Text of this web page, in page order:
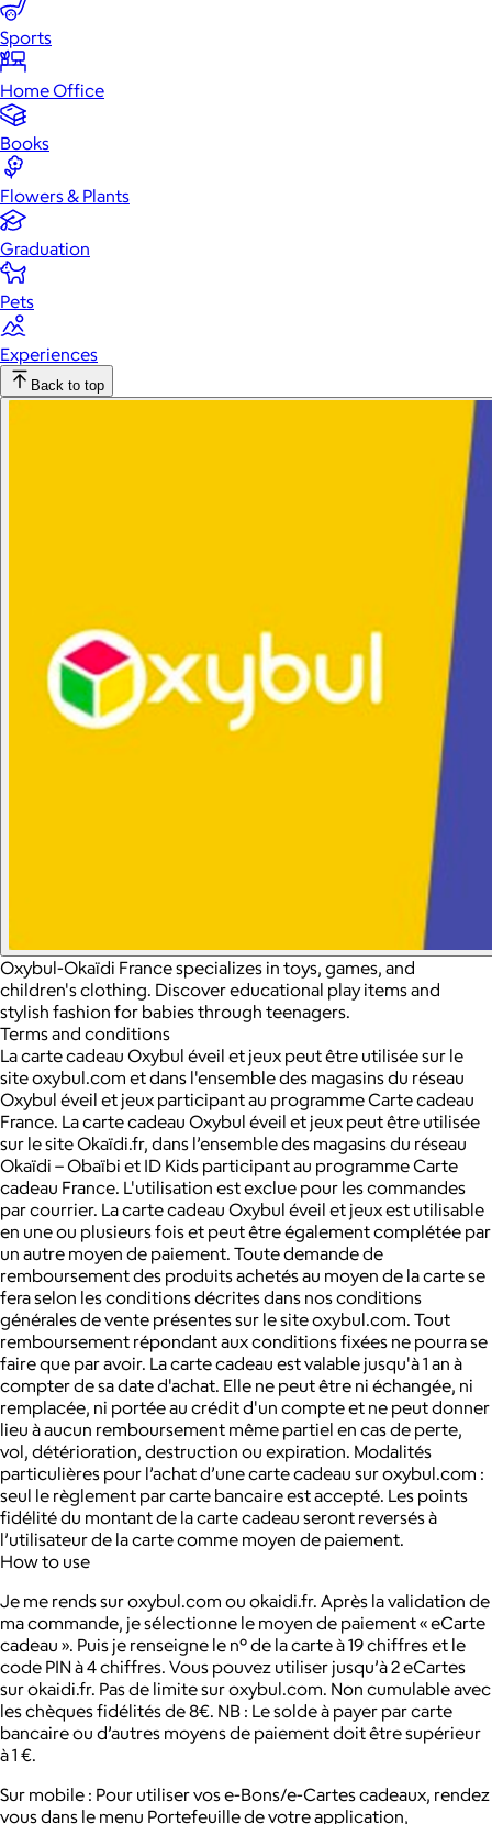
Sports
Home Office
Books
Flowers & Plants
Graduation
Pets
Experiences
Back to top
Oxybul-Okaïdi France specializes in toys, games, and
children's clothing. Discover educational play items and
stylish fashion for babies through teenagers.
Terms and conditions
La carte cadeau Oxybul éveil et jeux peut être utilisée sur le
site oxybul.com et dans l'ensemble des magasins du réseau
Oxybul éveil et jeux participant au programme Carte cadeau
France. La carte cadeau Oxybul éveil et jeux peut être utilisée
sur le site Okaïdi.fr, dans l’ensemble des magasins du réseau
Okaïdi – Obaïbi et ID Kids participant au programme Carte
cadeau France. L'utilisation est exclue pour les commandes
par courrier. La carte cadeau Oxybul éveil et jeux est utilisable
en une ou plusieurs fois et peut être également complétée par
un autre moyen de paiement. Toute demande de
remboursement des produits achetés au moyen de la carte se
fera selon les conditions décrites dans nos conditions
générales de vente présentes sur le site oxybul.com. Tout
remboursement répondant aux conditions fixées ne pourra se
faire que par avoir. La carte cadeau est valable jusqu'à 1 an à
compter de sa date d'achat. Elle ne peut être ni échangée, ni
remplacée, ni portée au crédit d'un compte et ne peut donner
lieu à aucun remboursement même partiel en cas de perte,
vol, détérioration, destruction ou expiration. Modalités
particulières pour l’achat d’une carte cadeau sur oxybul.com :
seul le règlement par carte bancaire est accepté. Les points
fidélité du montant de la carte cadeau seront reversés à
l’utilisateur de la carte comme moyen de paiement.
How to use
Je me rends sur oxybul.com ou okaidi.fr. Après la validation de
ma commande, je sélectionne le moyen de paiement « eCarte
cadeau ». Puis je renseigne le n° de la carte à 19 chiffres et le
code PIN à 4 chiffres. Vous pouvez utiliser jusqu’à 2 eCartes
sur okaidi.fr. Pas de limite sur oxybul.com. Non cumulable avec
les chèques fidélités de 8€. NB : Le solde à payer par carte
bancaire ou d’autres moyens de paiement doit être supérieur
à 1 €.
Sur mobile : Pour utiliser vos e-Bons/e-Cartes cadeaux, rendez
vous dans le menu Portefeuille de votre application,